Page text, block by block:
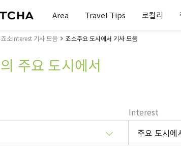
Area Travel Tips 로컬리
죠소Interest 기사 모음 죠소주요 도시에서 기사 모음
주요 도시에서
Interest
주요 도시에